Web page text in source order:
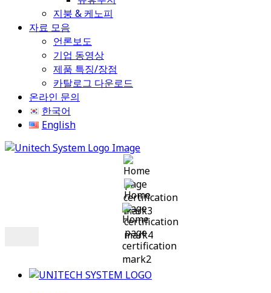
지붕 & 케노피
자료 모음
언론보도
기업 동영상
제품 특징/장점
카탈로그 다운로드
온라인 문의
한국어
English